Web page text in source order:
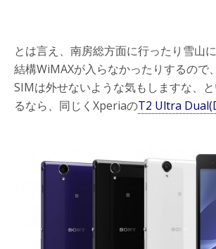
とは言え、南房総方面に行ったり雪山
結構WiMAXが入らなかったりするので
SIMは外せないような気もしますな、
るなら、同じくXperiaのT2 Ultra